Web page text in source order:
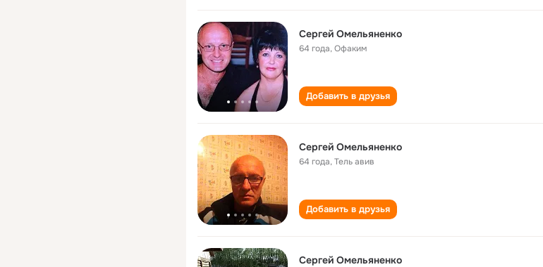
Сергей Омельяненко
64 года,Офаким
Добавить в друзья
Сергей Омельяненко
64 года,Тель авив
Добавить в друзья
Cергей Омельяненко